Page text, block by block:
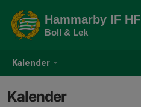
Kalender
Hammarby IF HF
Boll & Lek
Kalender